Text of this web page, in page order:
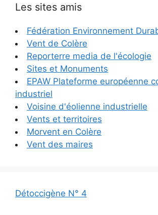
Les sites amis
Fédération Environnement
Vent de Colère
Reporterre media de l'écologie
Sites et Monuments
EPAW Plateforme européenne
industriel
Voisine d'éolienne industrielle
Vents et territoires
Morvent en Colère
Vent des maires
Détoccigène N° 4